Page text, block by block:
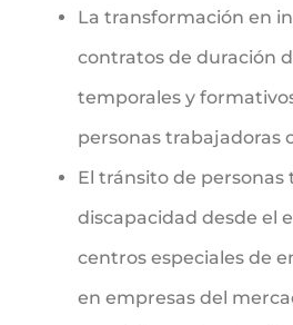
La transformación en
contratos de duración
temporales y
personas trabajadoras
El tránsito de personas
discapacidad desde el
centros especiales de
en empresas del